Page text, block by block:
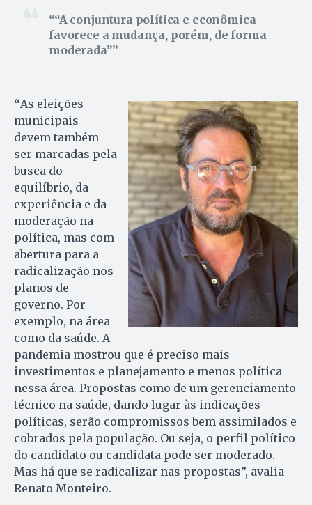
“A conjuntura política e econômica
favorece a mudança, porém, de forma
moderada”
“As eleições
municipais
devem também
ser marcadas pela
busca do
equilíbrio, da
experiência e da
moderação na
política, mas com
abertura para a
radicalização nos
planos de
governo. Por
exemplo, na área
como da saúde. A
pandemia mostrou que é preciso mais
investimentos e planejamento e menos política
nessa área. Propostas como de um gerenciamento
técnico na saúde, dando lugar às indicações
políticas, serão compromissos bem assimilados e
cobrados pela população. Ou seja, o perfil político
do candidato ou candidata pode ser moderado.
Mas há que se radicalizar nas propostas”, avalia
Renato Monteiro.